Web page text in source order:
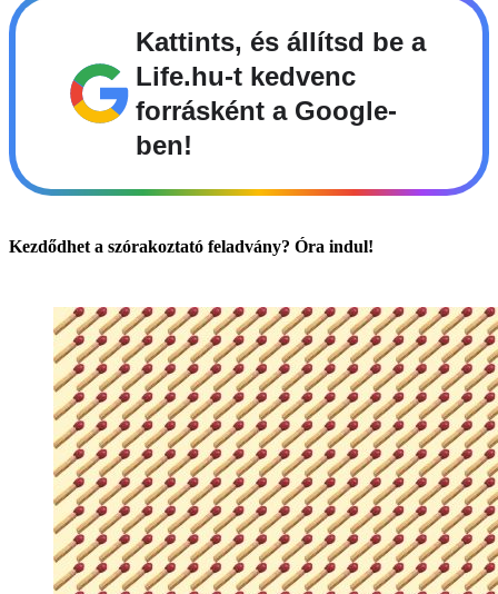
Kattints, és állítsd be a
Life.hu-t kedvenc
forrásként a Google-
ben!
Kezdődhet a szórakoztató feladvány? Óra indul!